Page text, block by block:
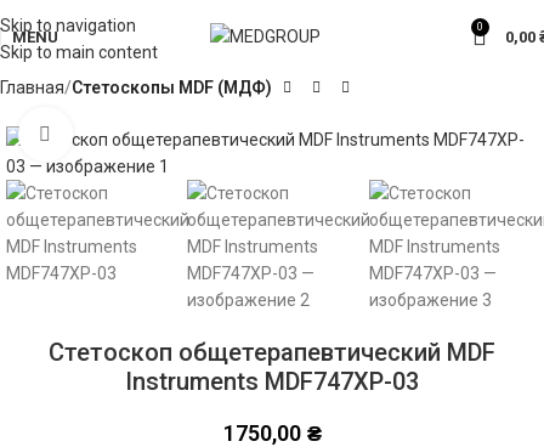
Skip to navigation
Skip to main content
MENU
0
0,00
Главная Стетоскопы MDF (МДФ)
Click to enlarge
Стетоскоп общетерапевтический MDF
Instruments MDF747XP-03
1750,00 ₴